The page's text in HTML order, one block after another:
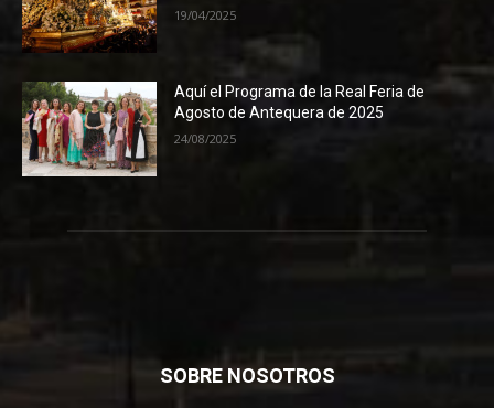
19/04/2025
Aquí el Programa de la Real Feria de
Agosto de Antequera de 2025
24/08/2025
SOBRE NOSOTROS